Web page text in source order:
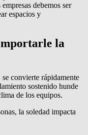
debemos ser
espacios y
la
convierte rápidamente
sostenido hunde
de los equipos.
la soledad impacta